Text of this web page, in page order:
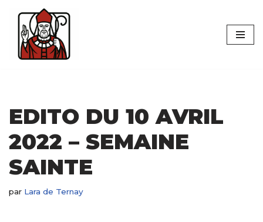
Aller
contenu
EDITO DU 10 AVRIL
2022 – SEMAINE
SAINTE
par Lara de Ternay